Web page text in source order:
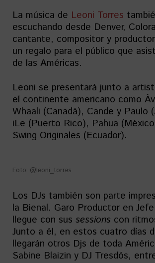
La música de Leoni Torres
escuchando desde Denver,
cantante, compositor y
un regalo para el público que
de las Américas.
Leoni se presentará junto a
el continente americano como
Whaali (Canadá), Cande y Paulo
iLe (Puerto Rico), Pahua
Swing Originales (Ecuador).
Foto: @leoni_torres
Los DJs también son parte
la Bienal. Garo Productor en
llegue con sus sessions con
Junto a él, en estos cuatro días
llegarán otros Djs de toda
Sabine Blaizin y DJ Tresdós,